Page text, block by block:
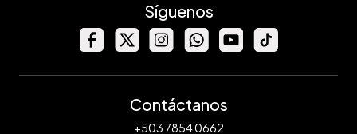
Síguenos
Contáctanos
+503 7854 0662